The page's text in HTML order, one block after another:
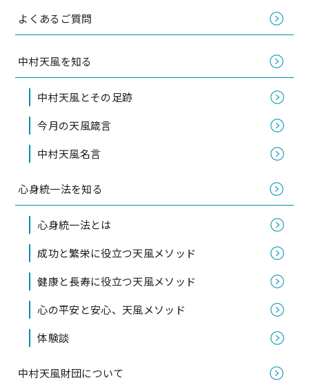
よくあるご質問
中村天風を知る
中村天風とその足跡
今月の天風箴言
中村天風名言
心身統一法を知る
心身統一法とは
成功と繁栄に役立つ天風メソッド
健康と長寿に役立つ天風メソッド
心の平安と安心、天風メソッド
体験談
中村天風財団について